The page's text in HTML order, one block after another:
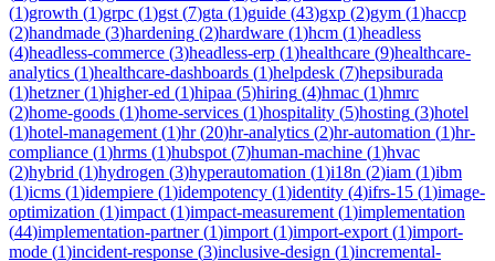
(1)growth (1)grpc (1)gst (7)gta (1)guide (43)gxp (2)gym (1)haccp
(2)handmade (3)hardening (2)hardware (1)hcm (1)headless
(4)headless-commerce (3)headless-erp (1)healthcare (9)healthcare-
analytics (1)healthcare-dashboards (1)helpdesk (7)hepsiburada
(1)hetzner(1)higher-ed (1)hipaa (5)hiring (4)hmac (1)hmrc
(2)home-goods (1)home-services (1)hospitality (5)hosting (3)hotel
(1)hotel-management (1)hr(20)hr-analytics (2)hr-automation (1)hr-
compliance (1)hrms (1)hubspot (7)human-machine (1)hvac
(2)hybrid (1)hydrogen (3)hyperautomation (1)i18n (2)iam (1)ibm
(1)icms (1)idempiere (1)idempotency (1)identity (4)ifrs-15 (1)image-
optimization (1)impact (1)impact-measurement (1)implementation
(44)implementation-partner(1)import (1)import-export (1)import-
mode (1)incident-response (3)inclusive-design (1)incremental-